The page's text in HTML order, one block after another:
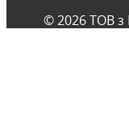
© 2026 ТОВ з